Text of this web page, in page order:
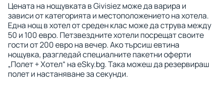
Цената на нощувката в Givisiez може да варира и
зависи от категорията и местоположението на хотела.
Една нощ в хотел от среден клас може да струва между
50 и 100 евро. Петзвездните хотели посрещат своите
гости от 200 евро на вечер. Ако търсиш евтина
нощувка, разгледай специалните пакетни оферти
„Полет + Хотел“ на eSky.bg. Така можеш да резервираш
полет и настаняване за секунди.